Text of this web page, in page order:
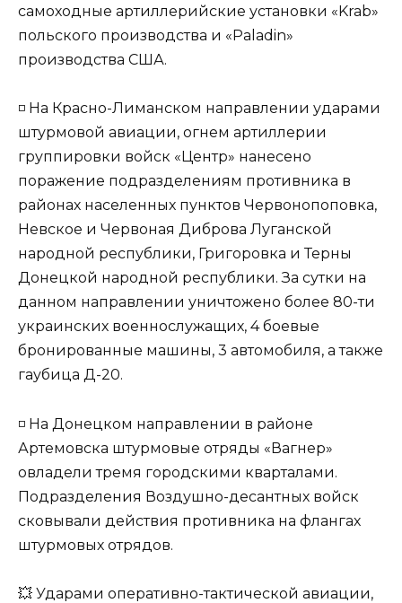
самоходные артиллерийские установки «Krab»
польского производства и «Paladin»
производства США.
◽️ На Красно-Лиманском направлении ударами
штурмовой авиации, огнем артиллерии
группировки войск «Центр» нанесено
поражение подразделениям противника в
районах населенных пунктов Червонопоповка,
Невское и Червоная Диброва Луганской
народной республики, Григоровка и Терны
Донецкой народной республики. За сутки на
данном направлении уничтожено более 80-ти
украинских военнослужащих, 4 боевые
бронированные машины, 3 автомобиля, а также
гаубица Д-20.
◽️ На Донецком направлении в районе
Артемовска штурмовые отряды «Вагнер»
овладели тремя городскими кварталами.
Подразделения Воздушно-десантных войск
сковывали действия противника на флангах
штурмовых отрядов.
💥 Ударами оперативно-тактической авиации,